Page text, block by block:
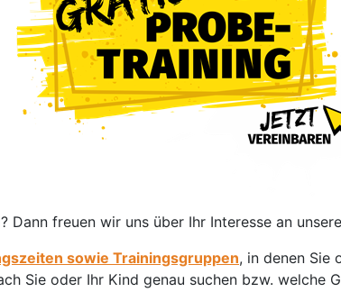
Dann freuen wir uns über Ihr Interesse an
sowie Trainingsgruppen, in denen Sie
Sie oder Ihr Kind genau suchen bzw. welche